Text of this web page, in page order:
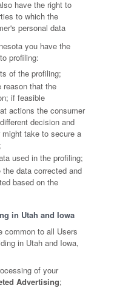
have the right to
to which the
personal data
you have the
profiling:
of the profiling;
reason that the
if feasible
actions the consumer
decision and
take to secure a
used in the profiling;
data corrected and
based on the
in Utah and Iowa
common to all Users
in Utah and Iowa,
of your
Advertising;